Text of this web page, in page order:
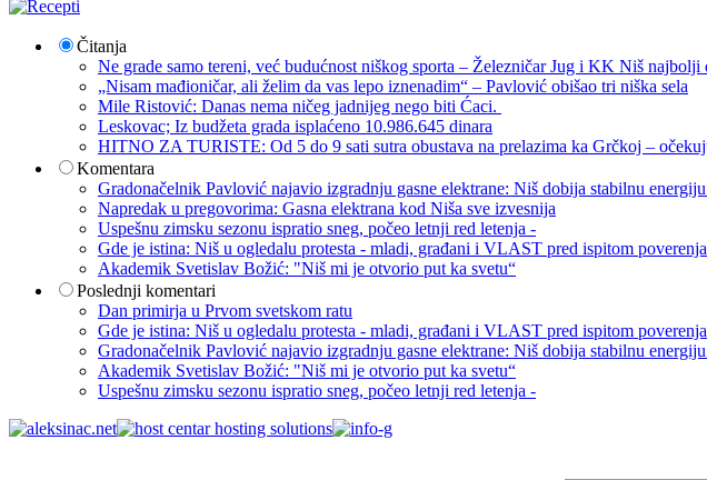
Čitanja
Ne grade samo tereni, već budućnost niškog sporta – Železničar Jug i KK Niš najbolji
„Nisam mađioničar, ali želim da vas lepo iznenadim“ – Pavlović obišao tri niška sela
Mile Ristović: Danas nema ničeg jadnijeg nego biti Ćaci.
Leskovac; Iz budžeta grada isplaćeno 10.986.645 dinara
HITNO ZA TURISTE: Od 5 do 9 sati sutra obustava na prelazima ka Grčkoj –
Komentara
Gradonačelnik Pavlović najavio izgradnju gasne elektrane: Niš dobija stabilnu
Napredak u pregovorima: Gasna elektrana kod Niša sve izvesnija
Uspešnu zimsku sezonu ispratio sneg, počeo letnji red letenja -
Gde je istina: Niš u ogledalu protesta - mladi, građani i VLAST pred ispitom poverenja
Akademik Svetislav Božić: "Niš mi je otvorio put ka svetu“
Poslednji komentari
Dan primirja u Prvom svetskom ratu
Gde je istina: Niš u ogledalu protesta - mladi, građani i VLAST pred ispitom poverenja
Gradonačelnik Pavlović najavio izgradnju gasne elektrane: Niš dobija stabilnu
Akademik Svetislav Božić: "Niš mi je otvorio put ka svetu“
Uspešnu zimsku sezonu ispratio sneg, počeo letnji red letenja -